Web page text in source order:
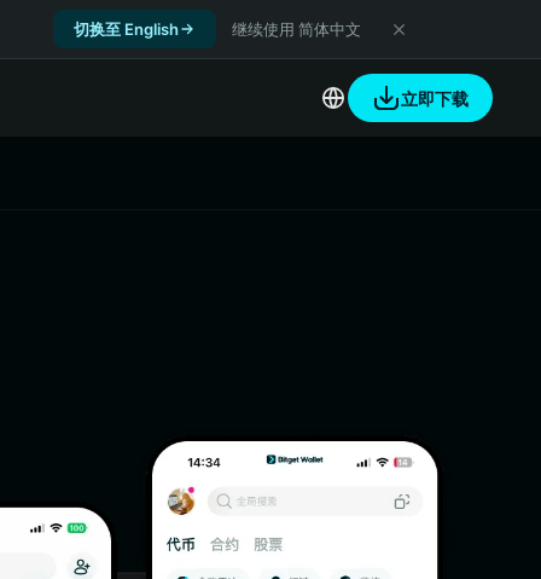
切换至 English 继续使用 简体中文
立即下载